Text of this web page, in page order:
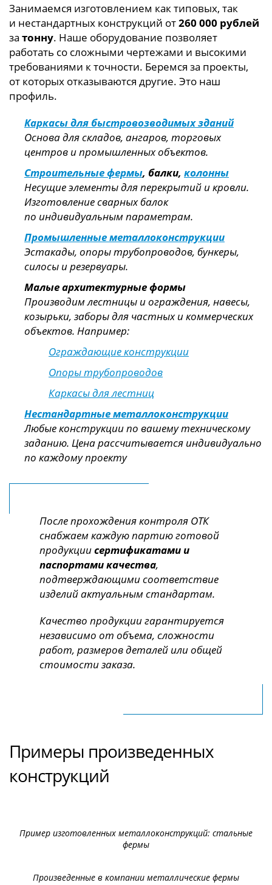
Занимаемся изготовлением как типовых, так
и нестандартных конструкций от260 000 рублей
за тонну. Наше оборудование позволяет
работать со сложными чертежами и высокими
требованиями к точности. Беремся за проекты,
от которых отказываются другие. Это наш
профиль.
Каркасы для быстровозводимых зданий
Основа для складов, ангаров, торговых
центров и промышленных объектов.
Строительные фермы, балки, колонны
Несущие элементы для перекрытий и кровли.
Изготовление сварных балок
по индивидуальным параметрам.
Промышленные металлоконструкции
Эстакады, опоры трубопроводов, бункеры,
силосы и резервуары.
Малые архитектурные формы
Производим лестницы и ограждения, навесы,
козырьки, заборы для частных и коммерческих
объектов. Например:
Ограждающие конструкции
Опоры трубопроводов
Каркасы для лестниц
Нестандартные металлоконструкции
Любые конструкции по вашему техническому
заданию. Цена рассчитывается индивидуально
по каждому проекту
После прохождения контроля ОТК
снабжаем каждую партию готовой
продукциисертификатами и
паспортами качества,
подтверждающими соответствие
изделий актуальным стандартам.
Качество продукции гарантируется
независимо от объема, сложности
работ, размеров деталей или общей
стоимости заказа.
Примеры произведенных
конструкций
Пример изготовленных металлоконструкций: стальные
фермы
Произведенные в компании металлические фермы